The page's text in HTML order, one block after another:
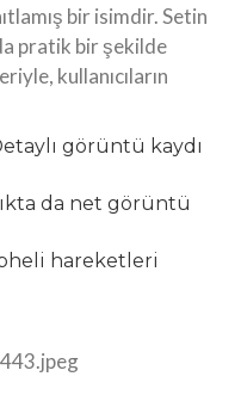
bir isimdir. Setin
pratik bir şekilde
kullanıcıların
görüntü kaydı
da net görüntü
hareketleri